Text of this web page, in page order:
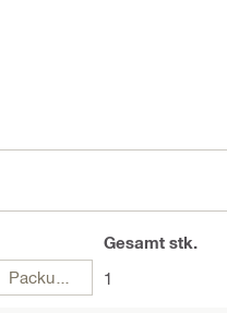
Gesamt stk.
1